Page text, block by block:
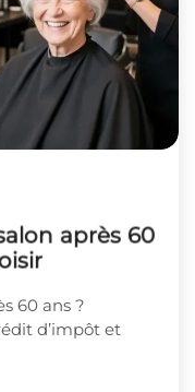
après 60
60 ans ?
d’impôt et